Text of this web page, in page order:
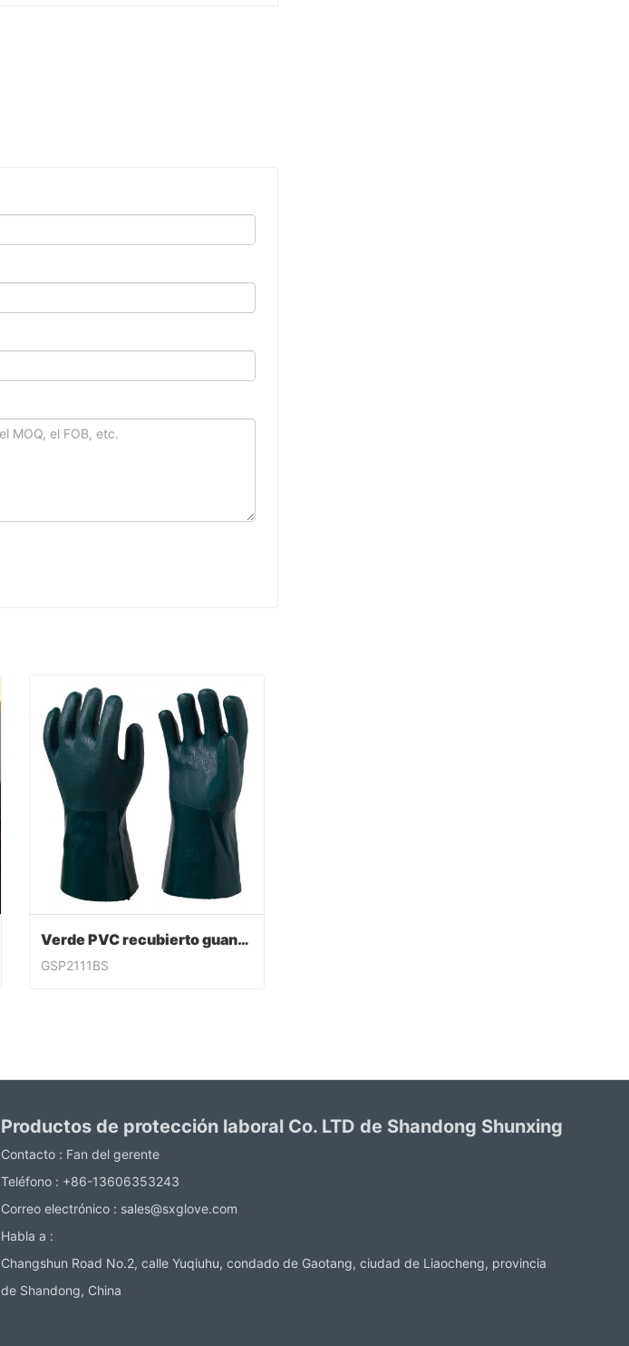
Verde PVC recubierto guantes acabado sandy
GSP2111BS
Productos de protección laboral Co. LTD de Shandong Shunxing
Contacto : Fan del gerente
Teléfono : +86-13606353243
Correo electrónico : sales@sxglove.com
Habla a :
Changshun Road No.2, calle Yuqiuhu, condado de Gaotang, ciudad de Liaocheng, provincia
de Shandong, China